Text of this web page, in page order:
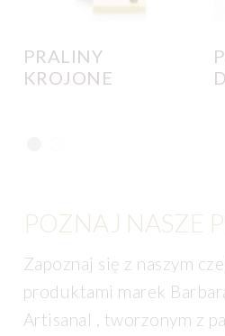
PRALINY
KROJONE
POZNAJ NASZE
Zapoznaj się z naszym
produktami marek
Artisanal , tworzonym z